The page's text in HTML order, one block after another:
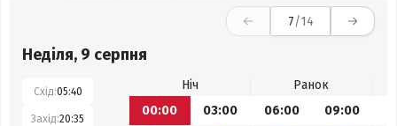
7/14
Неділя, 9 серпня
Схід:05:40
Захід:20:35
Ніч
Ранок
00:00
03:00 06:00 09:00